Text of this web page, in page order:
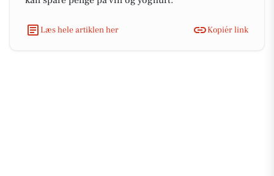
Læs hele artiklen her Kopiér link